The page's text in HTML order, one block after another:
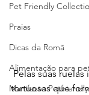
Pet Friendly
Praias
Dicas da Romã
Alimentação para
Manifesto Petfriendly
tortuosas que